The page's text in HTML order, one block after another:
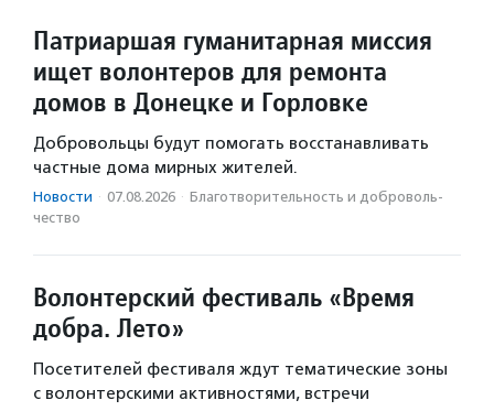
Патриаршая гуманитарная миссия
ищет волонтеров для ремонта
домов в Донецке и Горловке
Добровольцы будут помогать восстанавливать
частные дома мирных жителей.
Новости · 07.08.2026 · Благотвори­тель­ность и доброволь­
чест­во
Волонтерский фестиваль «Время
добра. Лето»
Посетителей фестиваля ждут тематические зоны
с волонтерскими активностями, встречи